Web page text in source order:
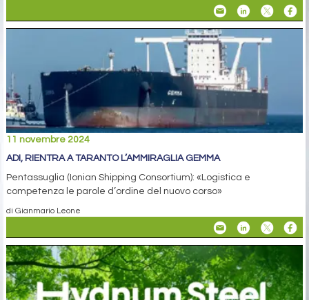
11 novembre 2024
ADI, RIENTRA A TARANTO L’AMMIRAGLIA GEMMA
Pentassuglia (Ionian Shipping Consortium): «Logistica e
competenza le parole d’ordine del nuovo corso»
di Gianmario Leone